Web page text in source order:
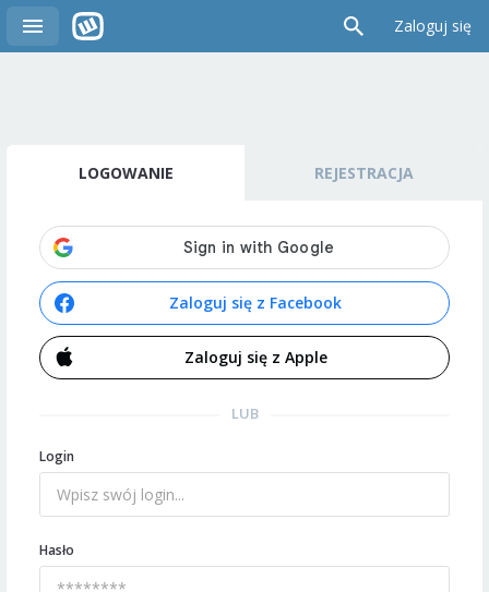
Zaloguj się
LOGOWANIE REJESTRACJA
Zaloguj się z Facebook
Zaloguj się z Apple
LUB
Login
Hasło